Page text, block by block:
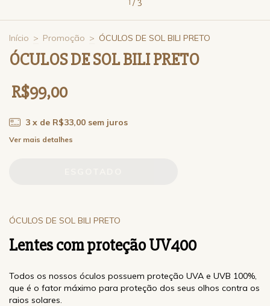
Início > Promoção > ÓCULOS DE SOL BILI PRETO
ÓCULOS DE SOL BILI PRETO
R$99,00
3 x de R$33,00 sem juros
Ver mais detalhes
ÓCULOS DE SOL BILI PRETO
Lentes com proteçãoUV400
Todos os nossos óculos possuem proteção UVA e UVB 100%,
que é o fator máximo para proteção dos seus olhos contra os
raios solares.